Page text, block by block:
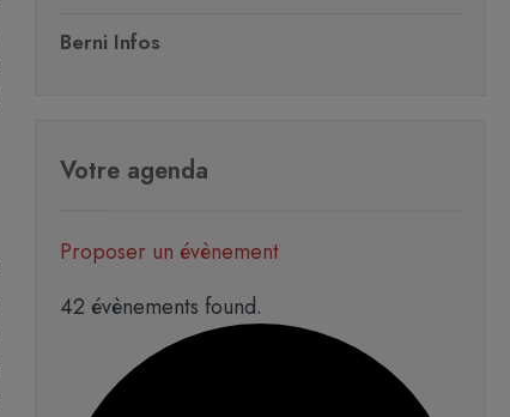
Berni Infos
Votre agenda
Proposer un évènement
42 évènements found.